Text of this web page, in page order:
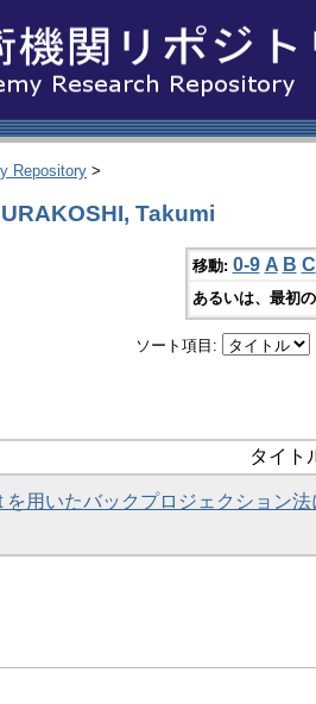
Repository >
Takumi
移動: 0-9 A B C
あるいは、最初
ソート項目:
タイト
を用いたバックプロジェクション